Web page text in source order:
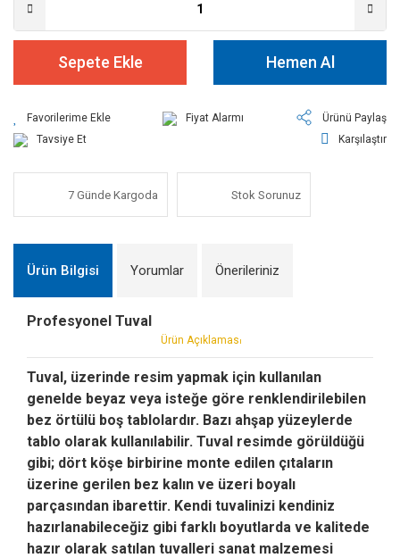
Sepete Ekle Hemen Al
Fiyat Alarmı
Ürünü Paylaş
Tavsiye Et
Karşılaştır
7 Günde Kargoda Stok Sorunuz
Ürün Bilgisi Yorumlar Önerileriniz
Profesyonel Tuval
Ürün Açıklaması
Tuval, üzerinde resim yapmak için kullanılan
genelde beyaz veya isteğe göre renklendirilebilen
bez örtülü boş tablolardır. Bazı ahşap yüzeylerde
tablo olarak kullanılabilir. Tuval resimde görüldüğü
gibi; dört köşe birbirine monte edilen çıtaların
üzerine gerilen bez kalın ve üzeri boyalı
parçasından ibarettir. Kendi tuvalinizi kendiniz
hazırlanabileceğiz gibi farklı boyutlarda ve kalitede
hazır olarak satılan tuvalleri sanat malzemesi